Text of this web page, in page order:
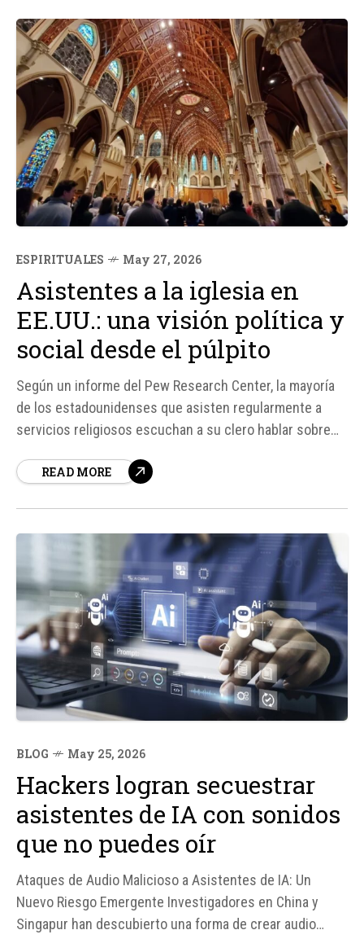
ESPIRITUALES May 27, 2026
Asistentes a la iglesia en
EE.UU.: una visión política y
social desde el púlpito
Según un informe del Pew Research Center, la mayoría
de los estadounidenses que asisten regularmente a
servicios religiosos escuchan a su clero hablar sobre
Political Issues Do Americans Hear About in Church. ”
READ MORE
BLOG May 25, 2026
Hackers logran secuestrar
asistentes de IA con sonidos
que no puedes oír
Ataques de Audio Malicioso a Asistentes de IA: Un
Nuevo Riesgo Emergente Investigadores en China y
Singapur han descubierto una forma de crear audio